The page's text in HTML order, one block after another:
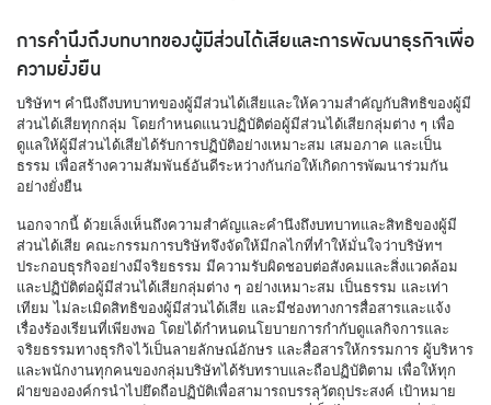
การคำนึงถึงบทบาทของผู้มีส่วนได้เสียและการพัฒนาธุรกิจเพื่อ
ความยั่งยืน
บริษัทฯ คำนึงถึงบทบาทของผู้มีส่วนได้เสียและให้ความสำคัญกับสิทธิของผู้มี
ส่วนได้เสียทุกกลุ่ม โดยกำหนดแนวปฏิบัติต่อผู้มีส่วนได้เสียกลุ่มต่าง ๆ เพื่อ
ดูแลให้ผู้มีส่วนได้เสียได้รับการปฏิบัติอย่างเหมาะสม เสมอภาค และเป็น
ธรรม เพื่อสร้างความสัมพันธ์อันดีระหว่างกันก่อให้เกิดการพัฒนาร่วมกัน
อย่างยั่งยืน
นอกจากนี้ ด้วยเล็งเห็นถึงความสำคัญและคำนึงถึงบทบาทและสิทธิของผู้มี
ส่วนได้เสีย คณะกรรมการบริษัทจึงจัดให้มีกลไกที่ทำให้มั่นใจว่าบริษัทฯ
ประกอบธุรกิจอย่างมีจริยธรรม มีความรับผิดชอบต่อสังคมและสิ่งแวดล้อม
และปฏิบัติต่อผู้มีส่วนได้เสียกลุ่มต่าง ๆ อย่างเหมาะสม เป็นธรรม และเท่า
เทียม ไม่ละเมิดสิทธิของผู้มีส่วนได้เสีย และมีช่องทางการสื่อสารและแจ้ง
เรื่องร้องเรียนที่เพียงพอ โดยได้กำหนดนโยบายการกำกับดูแลกิจการและ
จริยธรรมทางธุรกิจไว้เป็นลายลักษณ์อักษร และสื่อสารให้กรรมการ ผู้บริหาร
และพนักงานทุกคนของกลุ่มบริษัทได้รับทราบและถือปฏิบัติตาม เพื่อให้ทุก
ฝ่ายขององค์กรนำไปยึดถือปฏิบัติเพื่อสามารถบรรลุวัตถุประสงค์ เป้าหมาย